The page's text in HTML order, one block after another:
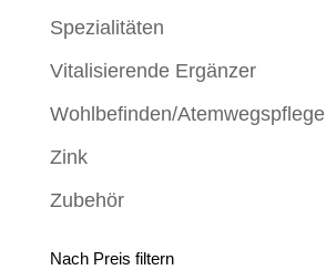
Spezialitäten
Vitalisierende Ergänzer
Wohlbefinden/Atemwegspflege
Zink
Zubehör
Nach Preis filtern